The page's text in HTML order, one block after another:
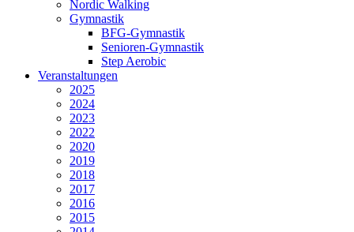
Nordic Walking
Gymnastik
BFG-Gymnastik
Senioren-Gymnastik
Step Aerobic
Veranstaltungen
2025
2024
2023
2022
2020
2019
2018
2017
2016
2015